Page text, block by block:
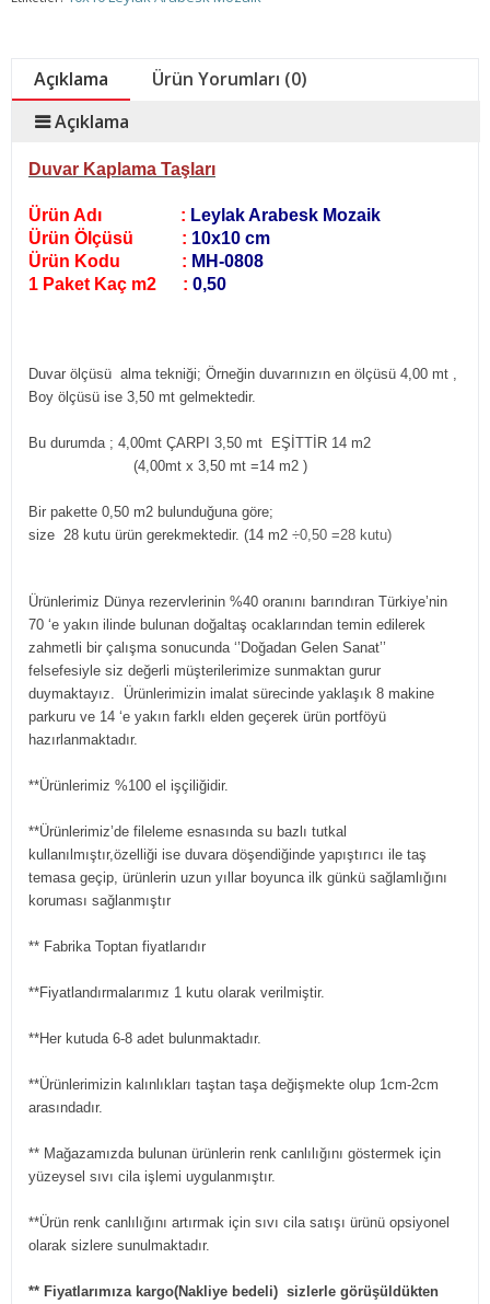
Açıklama
Ürün Yorumları (0)
Açıklama
Duvar Kaplama Taşları
Ürün Adı : Leylak Arabesk Mozaik
Ürün Ölçüsü : 10x10 cm
Ürün Kodu : MH-0808
1 Paket Kaç m2 : 0,50
Duvar ölçüsü alma tekniği; Örneğin duvarınızın en ölçüsü 4,00 mt ,
Boy ölçüsü ise 3,50 mt gelmektedir.
Bu durumda ; 4,00mt ÇARPI 3,50 mt EŞİTTİR 14 m2
(4,00mt x 3,50 mt =14 m2 )
Bir pakette 0,50 m2 bulunduğuna göre;
size 28 kutu ürün gerekmektedir. (14 m2 ÷0,50 =28 kutu)
Ürünlerimiz Dünya rezervlerinin %40 oranını barındıran Türkiye’nin
70 ‘e yakın ilinde bulunan doğaltaş ocaklarından temin edilerek
zahmetli bir çalışma sonucunda ‘’Doğadan Gelen Sanat’’
felsefesiyle siz değerli müşterilerimize sunmaktan gurur
duymaktayız. Ürünlerimizin imalat sürecinde yaklaşık 8 makine
parkuru ve 14 ‘e yakın farklı elden geçerek ürün portföyü
hazırlanmaktadır.
**Ürünlerimiz %100 el işçiliğidir.
**Ürünlerimiz’de fileleme esnasında su bazlı tutkal
kullanılmıştır,özelliği ise duvara döşendiğinde yapıştırıcı ile taş
temasa geçip, ürünlerin uzun yıllar boyunca ilk günkü sağlamlığını
koruması sağlanmıştır
** Fabrika Toptan fiyatlarıdır
**Fiyatlandırmalarımız 1 kutu olarak verilmiştir.
**Her kutuda 6-8 adet bulunmaktadır.
**Ürünlerimizin kalınlıkları taştan taşa değişmekte olup 1cm-2cm
arasındadır.
** Mağazamızda bulunan ürünlerin renk canlılığını göstermek için
yüzeysel sıvı cila işlemi uygulanmıştır.
**Ürün renk canlılığını artırmak için sıvı cila satışı ürünü opsiyonel
olarak sizlere sunulmaktadır.
** Fiyatlarımıza kargo(Nakliye bedeli) sizlerle görüşüldükten